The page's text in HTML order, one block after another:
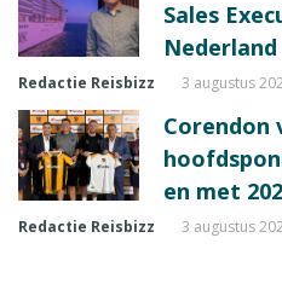
Sales
Nederland
Redactie Reisbizz 3 augustus
Corendon
en met
Redactie Reisbizz 3 augustus